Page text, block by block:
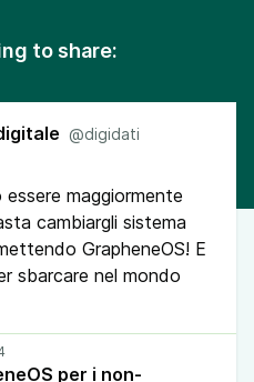
to share:
@digidati
maggiormente
cambiargli sistema
GrapheneOS! E
sbarcare nel mondo
per i non-